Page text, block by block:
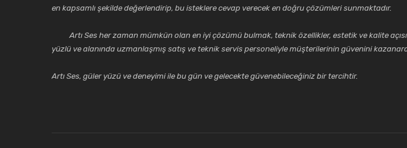
en kapsamlı şekilde değerlendirip, bu isteklere cevap verecek en doğru çözümleri sunmaktadır.
Artı Ses her zaman mümkün olan en iyi çözümü bulmak, teknik özellikler, estetik ve kalite
yüzlü ve alanında uzmanlaşmış satış ve teknik servis personeliyle müşterilerinin güvenini
Artı Ses, güler yüzü ve deneyimi ile bu gün ve gelecekte güvenebileceğiniz bir tercihtir.